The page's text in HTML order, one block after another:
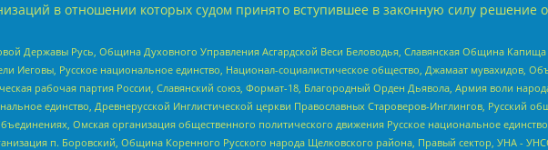
в отношении которых судом принято вступившее в законную силу решение
Державы Русь, Община Духовного Управления Асгардской Веси Беловодья, Славянская Община
Иеговы, Русское национальное единство, Национал-социалистическое общество, Джамаат мувахидов,
рабочая партия России, Славянский союз, Формат-18, Благородный Орден Дьявола, Армия воли
единство, Древнерусской Инглистической церкви Православных Староверов-Инглингов, Русский
Омская организация общественного политического движения Русское национальное
п. Боровский, Община Коренного Русского народа Щелковского района, Правый сектор, УНА -